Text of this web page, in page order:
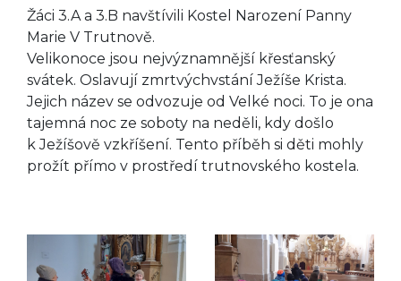
Žáci 3.A a 3.B navštívili Kostel Narození Panny
Marie V Trutnově.
Velikonoce jsou nejvýznamnější křesťanský
svátek. Oslavují zmrtvýchvstání Ježíše Krista.
Jejich název se odvozuje od Velké noci. To je ona
tajemná noc ze soboty na neděli, kdy došlo
k Ježíšově vzkříšení. Tento příběh si děti mohly
prožít přímo v prostředí trutnovského kostela.